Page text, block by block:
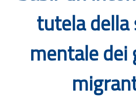
Bandi
Guide
tutela della
mentale dei